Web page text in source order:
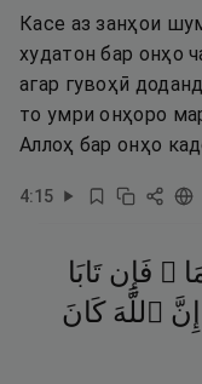
Касе аз занҳои
худатон бар онҳо
агар гувоҳӣ
то умри онҳоро
Аллоҳ бар онҳо
4:15
فَإِن تَابَا
إِنَّ ٱللَّهَ كَانَ